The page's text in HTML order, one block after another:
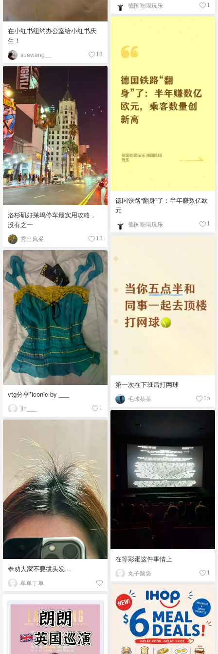
德国吃喝玩乐 1
在小红书纽约办公室给小红书庆
生！
suewang__ 18
德国铁路“翻身”了：半年赚数亿欧
元
德国吃喝玩乐 1
洛杉矶好莱坞停车最实用攻略，
没有之一
秀出风采_ 13
第一次在下班后打网球
毛球茶茶 15
vtg分享*iconic by ___
jin___ 1
在等彩蛋这件事情上
丸子脑袋 1
奉劝大家不要拔头发…
单单丁单